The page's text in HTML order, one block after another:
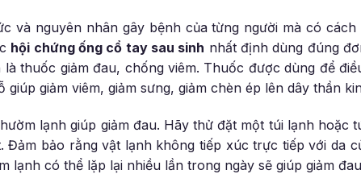
và nguyên nhân gây bệnh của từng người mà có
hội chứng ống cổ tay sau sinh nhất định dùng đúng
thuốc giảm đau, chống viêm. Thuốc được dùng để
giúp giảm viêm, giảm sưng, giảm chèn ép lên dây thần
lạnh giúp giảm đau. Hãy thử đặt một túi lạnh hoặc
Đảm bảo rằng vật lạnh không tiếp xúc trực tiếp với da
lạnh có thể lặp lại nhiều lần trong ngày sẽ giúp giảm